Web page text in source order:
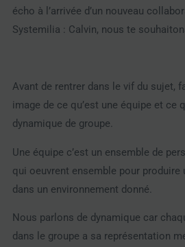
écho à l’arrivée d’un nouveau
Systemilia : Calvin, nous te
Avant de rentrer dans le vif du sujet,
image de ce qu’est une équipe et ce
dynamique de groupe.
Une équipe c’est un ensemble de
qui oeuvrent ensemble pour
dans un environnement donné.
Nous parlons de dynamique car
dans le groupe a sa représentation